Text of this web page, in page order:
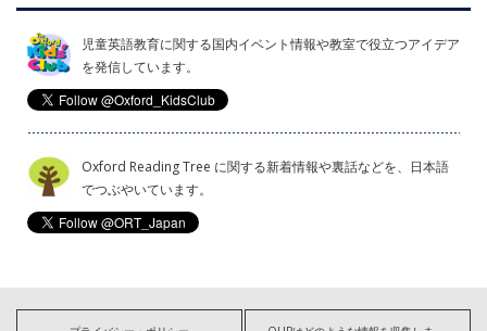
児童英語教育に関する国内イベント情報や教室で役立つアイデア
を発信しています。
Oxford Reading Tree に関する新着情報や裏話などを、日本語
でつぶやいています。